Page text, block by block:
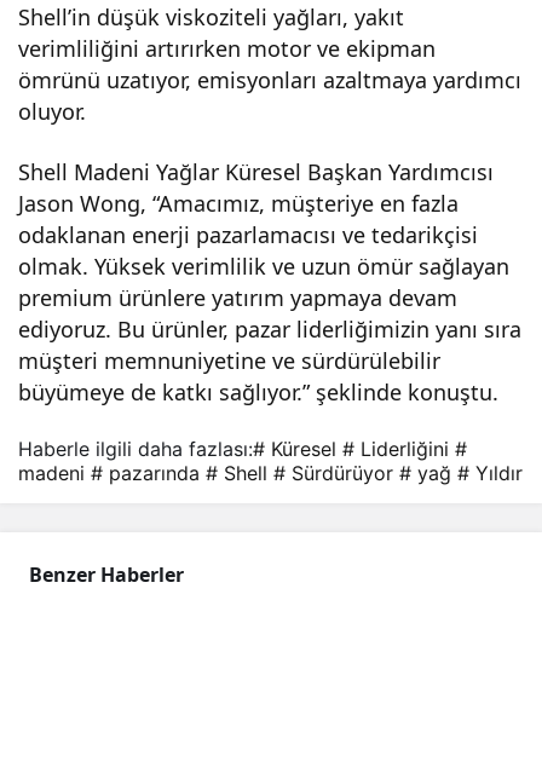
Shell’in düşük viskoziteli yağları, yakıt
verimliliğini artırırken motor ve ekipman
ömrünü uzatıyor, emisyonları azaltmaya yardımcı
oluyor.
Shell Madeni Yağlar Küresel Başkan Yardımcısı
Jason Wong, “Amacımız, müşteriye en fazla
odaklanan enerji pazarlamacısı ve tedarikçisi
olmak. Yüksek verimlilik ve uzun ömür sağlayan
premium ürünlere yatırım yapmaya devam
ediyoruz. Bu ürünler, pazar liderliğimizin yanı sıra
müşteri memnuniyetine ve sürdürülebilir
büyümeye de katkı sağlıyor.” şeklinde konuştu.
üyo
r
Haberle ilgili daha fazlası:# Küresel # Liderliğini #
madeni # pazarında # Shell # Sürdürüyor # yağ # Yıldır
Benzer Haberler